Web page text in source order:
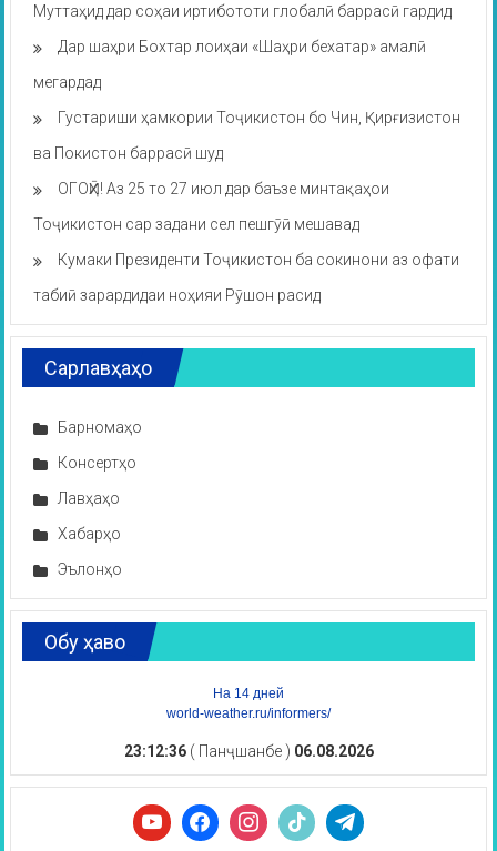
Муттаҳид дар соҳаи иртибототи глобалӣ баррасӣ гардид
Дар шаҳри Бохтар лоиҳаи «Шаҳри бехатар» амалӣ
мегардад
Густариши ҳамкории Тоҷикистон бо Чин, Қирғизистон
ва Покистон баррасӣ шуд
ОГОҲӢ! Аз 25 то 27 июл дар баъзе минтақаҳои
Тоҷикистон сар задани сел пешгӯӣ мешавад
Кумаки Президенти Тоҷикистон ба сокинони аз офати
табиӣ зарардидаи ноҳияи Рӯшон расид
Сарлавҳаҳо
Барномаҳо
Консертҳо
Лавҳаҳо
Хабарҳо
Эълонҳо
Обу ҳаво
На 14 дней
world-weather.ru/informers/
23:12:36( Панҷшанбе ) 06.08.2026